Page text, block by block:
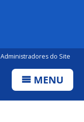
Administradores do Site
MENU